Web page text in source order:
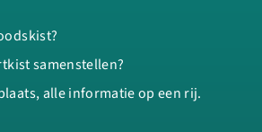
samenstellen?
alle informatie op een rij.